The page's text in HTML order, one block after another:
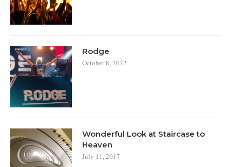
Rodge
October 8, 2022
Wonderful Look at Staircase to
Heaven
July 11, 2017